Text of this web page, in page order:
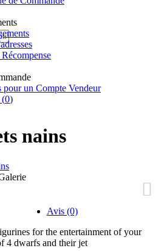
pour un Compte Vendeur
(0)
nains
Avis (0)
for the entertainment of your
4 dwarfs and their jet